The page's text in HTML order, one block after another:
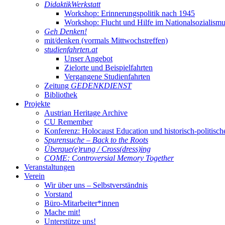
DidaktikWerkstatt
Workshop: Erinnerungspolitik nach 1945
Workshop: Flucht und Hilfe im
Geh Denken!
mit/denken (vormals Mittwochstreffen)
studienfahrten.at
Unser Angebot
Zielorte und Beispielfahrten
Vergangene Studienfahrten
Zeitung GEDENKDIENST
Bibliothek
Projekte
Austrian Heritage Archive
CU Remember
Konferenz: Holocaust Education und historisch-
Spurensuche – Back to the Roots
Überque(e)rung / Cross(dress)ing
COME: Controversial Memory Together
Veranstaltungen
Verein
Wir über uns – Selbstverständnis
Vorstand
Büro-Mitarbeiter*innen
Mache mit!
Unterstütze uns!